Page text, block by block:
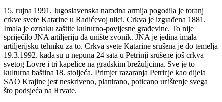
15. rujna 1991. Jugoslavenska narodna armija pogodila je toranj
crkve svete Katarine u Radićevoj ulici. Crkva je izgrađena 1881.
Imala je oznaku zaštite kulturno-povijesne građevine. To nije
spriječilo JNA artiljeriju da unište zvonik. JNA je jedina imala
artiljerijsku tehniku za to. Crkva svete Katarine srušena je do temelja
19.3.1992. kada su u nepuna 24 sata u Petrinji srušene još crkva
svetog Lovre i tri kapelice na gradskim brežuljcima. Sve je to
kulturna baština 18. stoljeća. Primjer razaranja Petrinje kao dijela
SAO Krajine jest neskriveno, planirano, poticano uništenje svega
što podsjeća na Hrvate.